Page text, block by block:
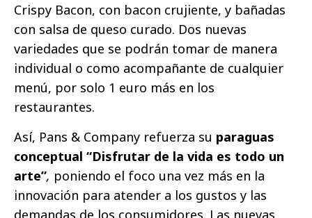
Crispy Bacon, con bacon crujiente, y bañadas
con salsa de queso curado. Dos nuevas
variedades que se podrán tomar de manera
individual o como acompañante de cualquier
menú, por solo 1 euro más en los
restaurantes.
Así, Pans & Company refuerza su paraguas
conceptual “Disfrutar de la vida es todo un
arte”, poniendo el foco una vez más en la
innovación para atender a los gustos y las
demandas de los consumidores. Las nuevas